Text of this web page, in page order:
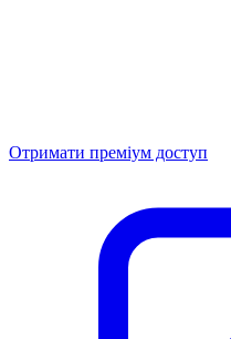
Отримати преміум доступ